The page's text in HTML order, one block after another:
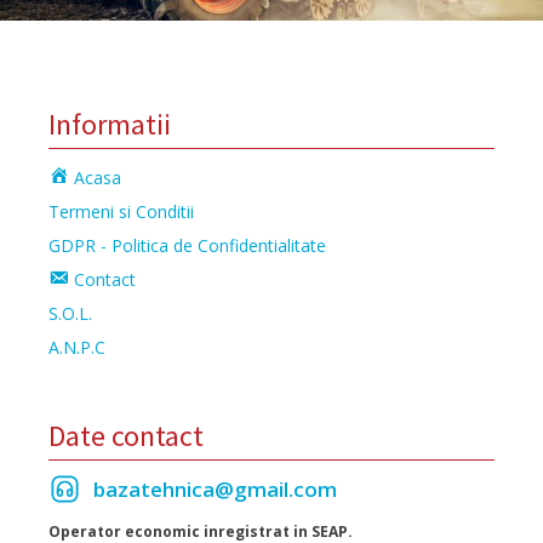
Informatii
Acasa
Termeni si Conditii
GDPR - Politica de Confidentialitate
Contact
S.O.L.
A.N.P.C
Date contact
bazatehnica@gmail.com
Operator economic inregistrat in SEAP.